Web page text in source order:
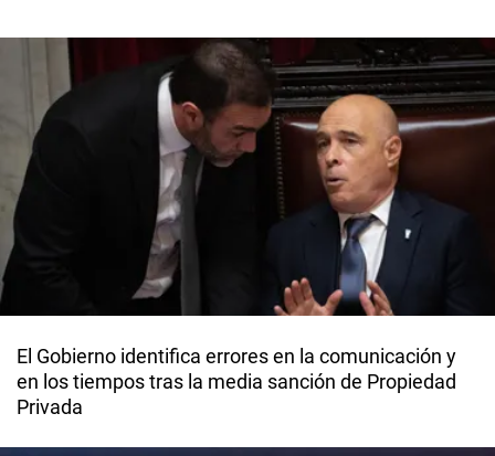
El Gobierno identifica errores en la comunicación y
en los tiempos tras la media sanción de Propiedad
Privada